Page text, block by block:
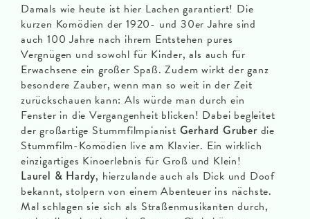
Damals wie heute ist hier Lachen garantiert! Die
kurzen Komödien der 1920- und 30er Jahre sind
auch 100 Jahre nach ihrem Entstehen pures
Vergnügen und sowohl für Kinder, als auch für
Erwachsene ein großer Spaß. Zudem wirkt der ganz
besondere Zauber, wenn man so weit in der Zeit
zurückschauen kann: Als würde man durch ein
Fenster in die Vergangenheit blicken! Dabei begleitet
der großartige Stummfilmpianist Gerhard Gruberdie
Stummfilm-Komödien live am Klavier. Ein wirklich
einzigartiges Kinoerlebnis für Groß und Klein!
Laurel & Hardy, hierzulande auch als Dick und Doof
bekannt, stolpern von einem Abenteuer ins nächste.
Mal schlagen sie sich als Straßenmusikanten durch,